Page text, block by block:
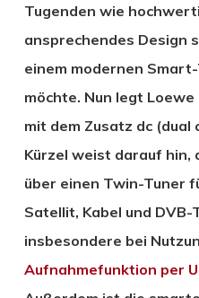
Tugenden wie
ansprechendes Design
einem modernen
möchte. Nun legt Loewe
mit dem Zusatz dc (dual
Kürzel weist darauf hin,
über einen Twin-Tuner
Satellit, Kabel und
insbesondere bei
Aufnahmefunktion per